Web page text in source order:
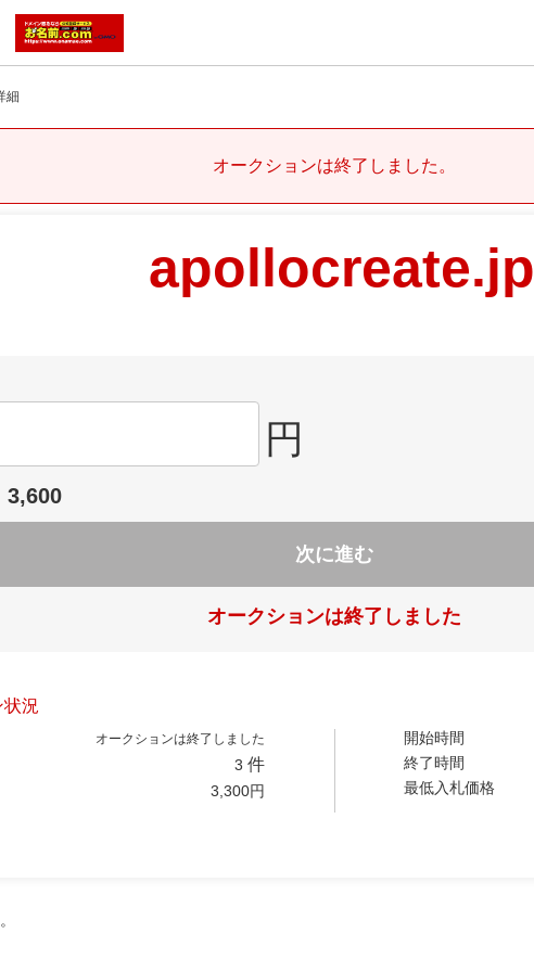
細
オークションは終了しました。
apollocreate.jp
円
3,600
次に進む
オークションは終了しました
状況
オークションは終了しました
3 件
3,300円
開始時間
終了時間
最低入札価格